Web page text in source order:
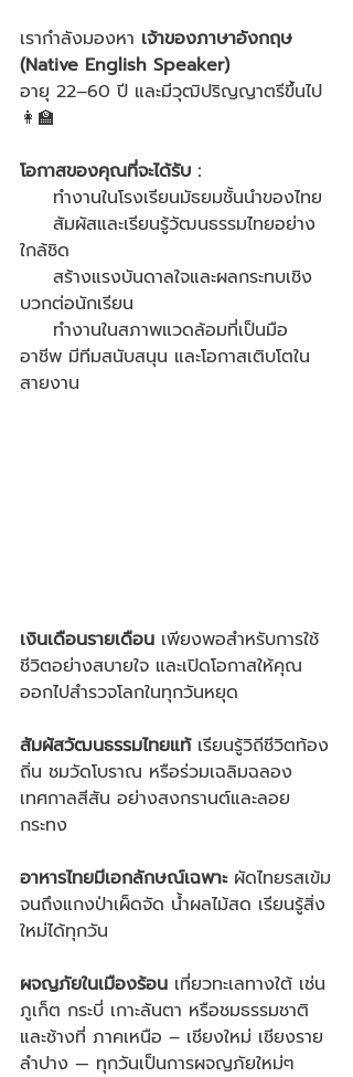
เรากำลังมองหา เจ้าของภาษาอังกฤษ
(Native English Speaker)
อายุ 22–60 ปี และมีวุฒิปริญญาตรีขึ้นไป
👩‍🏫
โอกาสของคุณที่จะได้รับ :
     ทำงานในโรงเรียนมัธยมชั้นนำของไทย
ใกล้ชิด
บวกต่อนักเรียน
อาชีพ มีทีมสนับสนุน และโอกาสเติบโตใน
สายงาน
เงินเดือนรายเดือน เพียงพอสำหรับการใช้
ชีวิตอย่างสบายใจ และเปิดโอกาสให้คุณ
ออกไปสำรวจโลกในทุกวันหยุด
สัมผัสวัฒนธรรมไทยแท้ เรียนรู้วิถีชีวิตท้อง
ถิ่น ชมวัดโบราณ หรือร่วมเฉลิมฉลอง
เทศกาลสีสัน อย่างสงกรานต์และลอย
กระทง
อาหารไทยมีเอกลักษณ์เฉพาะ ผัดไทยรสเข้ม
จนถึงแกงป่าเผ็ดจัด น้ำผลไม้สด เรียนรู้สิ่ง
ใหม่ได้ทุกวัน
ผจญภัยในเมืองร้อน เที่ยวทะเลทางใต้ เช่น
ภูเก็ต กระบี่ เกาะลันตา หรือชมธรรมชาติ
และช้างที่ ภาคเหนือ – เชียงใหม่ เชียงราย
ลำปาง — ทุกวันเป็นการผจญภัยใหม่ๆ